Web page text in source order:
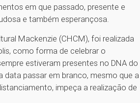
em que passado, presente e
e também esperançosa.
Mackenzie (CHCM), foi realizada
como forma de celebrar o
estiveram presentes no DNA do
data passar em branco, mesmo que a
impeça a realização de